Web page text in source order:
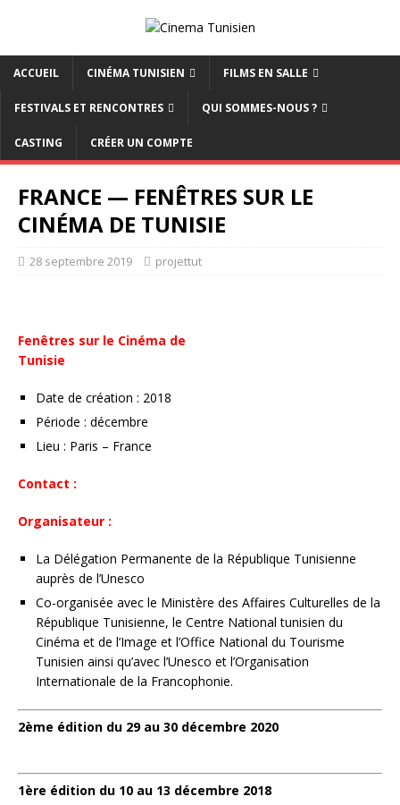
ACCUEIL CINÉMA TUNISIEN FILMS EN SALLE
FESTIVALS ET RENCONTRES QUI SOMMES-NOUS ?
CASTING CRÉER UN COMPTE
FRANCE — FENÊTRES SUR LE
CINÉMA DE TUNISIE
28 septembre 2019 projettut
Fenêtres sur le Cinéma de
Tunisie
Date de création : 2018
Période : décembre
Lieu : Paris – France
Contact :
Organisateur :
La Délégation Permanente de la République Tunisienne
auprès de l’Unesco
Co-organisée avec le Ministère des Affaires Culturelles de la
République Tunisienne, le Centre National tunisien du
Cinéma et de l’Image et l’Office National du Tourisme
Tunisien ainsi qu’avec l’Unesco et l’Organisation
Internationale de la Francophonie.
2ème édition du 29 au 30 décembre 2020
1ère édition du 10 au 13 décembre 2018